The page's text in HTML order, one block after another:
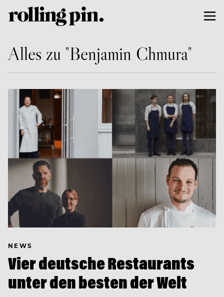
Alles zu "Benjamin Chmura"
NEWS
Vier deutsche Restaurants
unter den besten der Welt